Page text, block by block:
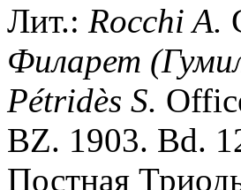
Лит.: Rocchi A.
Филарет
Pétridès S.
BZ. 1903. Bd.
Постная